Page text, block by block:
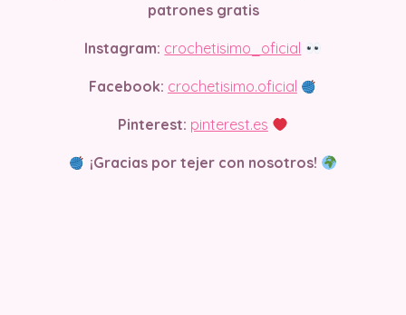
patrones gratis
Instagram: crochetisimo_oficial
Facebook: crochetisimo.oficial
Pinterest: pinterest.es
¡Gracias por tejer con nosotros!